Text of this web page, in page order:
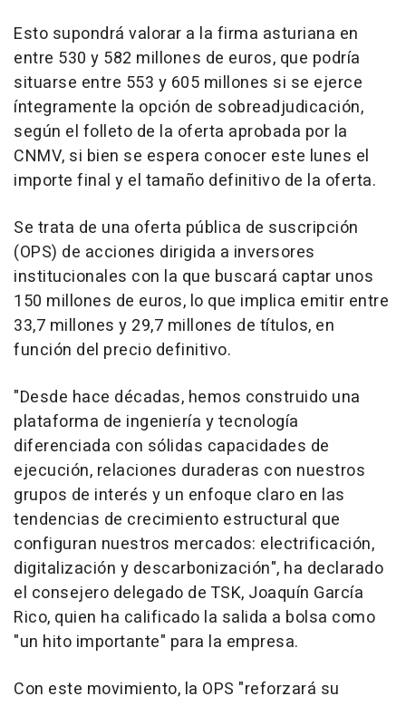
Esto supondrá valorar a la firma asturiana en
entre 530 y 582 millones de euros, que podría
situarse entre 553 y 605 millones si se ejerce
íntegramente la opción de sobreadjudicación,
según el folleto de la oferta aprobada por la
CNMV, si bien se espera conocer este lunes el
importe final y el tamaño definitivo de la oferta.
Se trata de una oferta pública de suscripción
(OPS) de acciones dirigida a inversores
institucionales con la que buscará captar unos
150 millones de euros, lo que implica emitir entre
33,7 millones y 29,7 millones de títulos, en
función del precio definitivo.
"Desde hace décadas, hemos construido una
plataforma de ingeniería y tecnología
diferenciada con sólidas capacidades de
ejecución, relaciones duraderas con nuestros
grupos de interés y un enfoque claro en las
tendencias de crecimiento estructural que
configuran nuestros mercados: electrificación,
digitalización y descarbonización", ha declarado
el consejero delegado de TSK, Joaquín García
Rico, quien ha calificado la salida a bolsa como
"un hito importante" para la empresa.
Con este movimiento, la OPS "reforzará su